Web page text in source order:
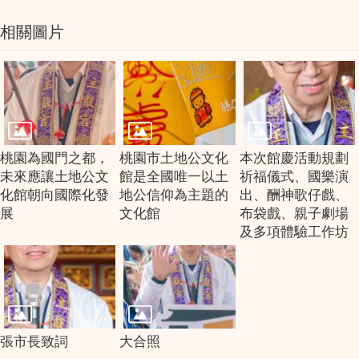
相關圖片
桃園為國門之都，
未來應讓土地公文
化館朝向國際化發
展
桃園市土地公文化
館是全國唯一以土
地公信仰為主題的
文化館
本次館慶活動規劃
祈福儀式、國樂演
出、酬神歌仔戲、
布袋戲、親子劇場
及多項體驗工作坊
張市長致詞 大合照